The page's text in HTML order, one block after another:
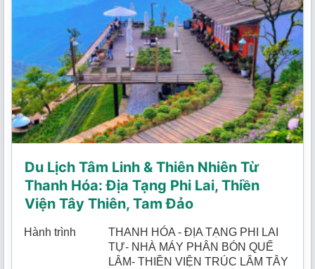
Du Lịch Tâm Linh & Thiên Nhiên Từ
Thanh Hóa: Địa Tạng Phi Lai, Thiền
Viện Tây Thiên, Tam Đảo
Hành trình
THANH HÓA - ĐỊA TẠNG PHI LAI
TỰ- NHÀ MÁY PHÂN BÓN QUẾ
LÂM- THIỀN VIỆN TRÚC LÂM TÂY